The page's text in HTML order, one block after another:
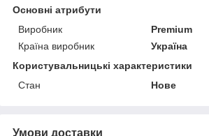
Основні атрибути
Виробник
Premium
Країна виробник
Україна
Користувальницькі характеристики
Стан
Нове
Умови доставки